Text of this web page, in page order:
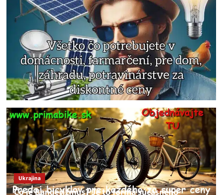
Ukrajina
Čo je Banderizmus? Je to forma súčasného